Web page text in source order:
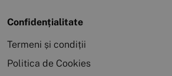
Confidențialitate
Termeni și condiții
Politica de Cookies